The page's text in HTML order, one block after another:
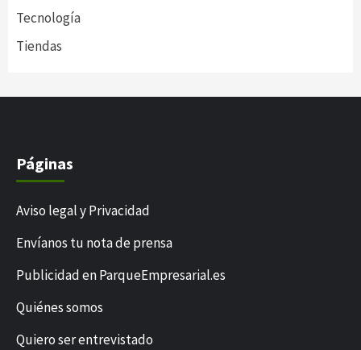
Tecnología
Tiendas
Páginas
Aviso legal y Privacidad
Envíanos tu nota de prensa
Publicidad en ParqueEmpresarial.es
Quiénes somos
Quiero ser entrevistado